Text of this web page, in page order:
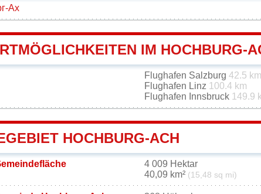
Ах
IM HOCHBURG-
Flughafen Salzburg 42.5 km
Flughafen Linz 100.4 km
Flughafen Innsbruck 149.9
HOCHBURG-ACH
4 009 Hektar
40,09 km² (15,48 sq mi)